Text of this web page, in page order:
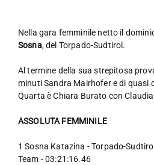
Nella gara femminile netto il
Sosna, del Torpado-Sudtirol.
Al termine della sua strepitosa
minuti Sandra Mairhofer e di quasi
Quarta è Chiara Burato con
ASSOLUTA FEMMINILE
1 Sosna Katazina - Torpado-
Team - 03:21:16.46